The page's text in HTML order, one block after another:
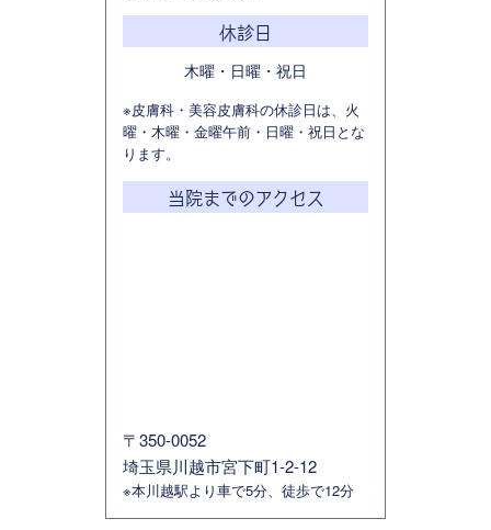
休診日
木曜・日曜・祝日
※皮膚科・美容皮膚科の休診日は、火
曜・木曜・金曜午前・日曜・祝日とな
ります。
当院までのアクセス
〒350-0052
埼玉県川越市宮下町1-2-12
※本川越駅より車で5分、徒歩で12分